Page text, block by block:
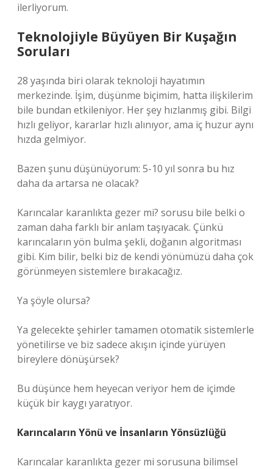
ilerliyorum.
Teknolojiyle Büyüyen Bir Kuşağın
Soruları
28 yaşında biri olarak teknoloji hayatımın
merkezinde. İşim, düşünme biçimim, hatta ilişkilerim
bile bundan etkileniyor. Her şey hızlanmış gibi. Bilgi
hızlı geliyor, kararlar hızlı alınıyor, ama iç huzur aynı
hızda gelmiyor.
Bazen şunu düşünüyorum: 5-10 yıl sonra bu hız
daha da artarsa ne olacak?
Karıncalar karanlıkta gezer mi? sorusu bile belki o
zaman daha farklı bir anlam taşıyacak. Çünkü
karıncaların yön bulma şekli, doğanın algoritması
gibi. Kim bilir, belki biz de kendi yönümüzü daha çok
görünmeyen sistemlere bırakacağız.
Ya şöyle olursa?
Ya gelecekte şehirler tamamen otomatik sistemlerle
yönetilirse ve biz sadece akışın içinde yürüyen
bireylere dönüşürsek?
Bu düşünce hem heyecan veriyor hem de içimde
küçük bir kaygı yaratıyor.
Karıncaların Yönü ve İnsanların Yönsüzlüğü
Karıncalar karanlıkta gezer mi sorusuna bilimsel